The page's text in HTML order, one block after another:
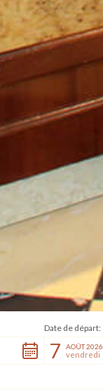
Date de départ:
7 AOÛT 2026
vendredi